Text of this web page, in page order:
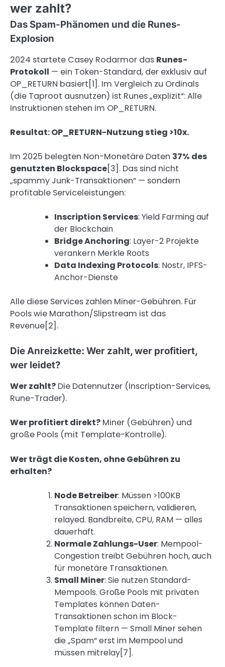
wer zahlt?
Das Spam-Phänomen und die Runes-
Explosion
2024 startete Casey Rodarmor das Runes-
Protokoll — ein Token-Standard, der exklusiv auf
OP_RETURN basiert[1]. Im Vergleich zu Ordinals
(die Taproot ausnutzen) ist Runes „explizit“: Alle
Instruktionen stehen im OP_RETURN.
Resultat: OP_RETURN-Nutzung stieg >10x.
Im 2025 belegten Non-Monetäre Daten 37% des
genutzten Blockspace[3]. Das sind nicht
„spammy Junk-Transaktionen“ — sondern
profitable Serviceleistungen:
Inscription Services: Yield Farming auf
der Blockchain
Bridge Anchoring: Layer-2 Projekte
verankern Merkle Roots
Data Indexing Protocols: Nostr, IPFS-
Anchor-Dienste
Alle diese Services zahlen Miner-Gebühren. Für
Pools wie Marathon/Slipstream ist das
Revenue[2].
Die Anreizkette: Wer zahlt, wer profitiert,
wer leidet?
Wer zahlt? Die Datennutzer (Inscription-Services,
Rune-Trader).
Wer profitiert direkt? Miner (Gebühren) und
große Pools (mit Template-Kontrolle).
Wer trägt die Kosten, ohne Gebühren zu
erhalten?
Node Betreiber: Müssen >100KB
Transaktionen speichern, validieren,
relayed. Bandbreite, CPU, RAM — alles
dauerhaft.
Normale Zahlungs-User: Mempool-
Congestion treibt Gebühren hoch, auch
für monetäre Transaktionen.
Small Miner: Sie nutzen Standard-
Mempools. Große Pools mit privaten
Templates können Daten-
Transaktionen schon im Block-
Template filtern — Small Miner sehen
die „Spam“ erst im Mempool und
müssen mitrelay[7].